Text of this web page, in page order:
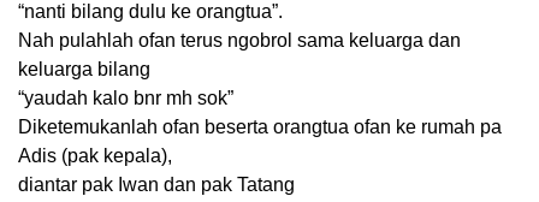
“nanti bilang dulu ke orangtua”.
Nah pulahlah ofan terus ngobrol sama keluarga dan
keluarga bilang
“yaudah kalo bnr mh sok”
Diketemukanlah ofan beserta orangtua ofan ke rumah pa
Adis (pak kepala),
diantar pak Iwan dan pak Tatang